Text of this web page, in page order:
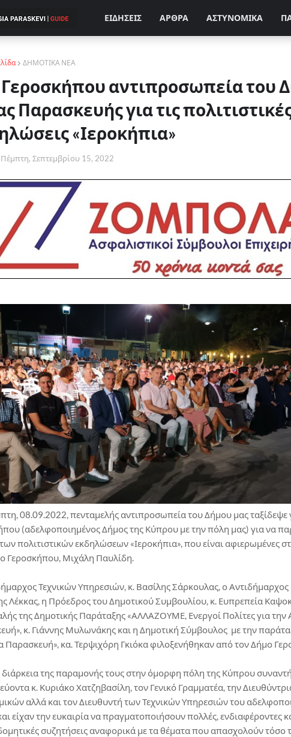
ΕΙΔΗΣΕΙΣ ΑΡΘΡΑ ΑΣΤΥΝΟΜΙΚΑ
ΔΗΜΟΤΙΚΑ ΝΕΑ
αντιπροσωπεία του
Παρασκευής για τις
«Ιεροκήπια»
Πέμπτη, Σεπτεμβρίου 15, 2022
08.09.2022, πενταμελής αντιπροσωπεία του Δήμου μας ταξίδεψε
(αδελφοποιημένος Δήμος της Κύπρου με την πόλη μας) για να
πολιτιστικών εκδηλώσεων «Ιεροκήπια», που είναι αφιερωμένες
Γεροσκήπου, Μιχάλη Παυλίδη.
Τεχνικών Υπηρεσιών, κ. Βασίλης Σάρκουλας, ο Αντιδήμαρχος
Λέκκας, η Πρόεδρος του Δημοτικού Συμβουλίου, κ. Ευπρεπεία
της Δημοτικής Παράταξης «ΑΛΛΑΖΟΥΜΕ, Ενεργοί Πολίτες για την
κ. Γιάννης Μυλωνάκης και η Δημοτική Σύμβουλος με την
Παρασκευή», κα. Τερψιχόρη Γκιόκα φιλοξενήθηκαν από τον Δήμο
διάρκεια της παραμονής τους στην όμορφη πόλη της Κύπρου
κ. Κυριάκο Χατζηβασίλη, τον Γενικό Γραμματέα, την
αλλά και τον Διευθυντή των Τεχνικών Υπηρεσιών του
είχαν την ευκαιρία να πραγματοποιήσουν πολλές, ενδιαφέροντες
συζητήσεις αναφορικά με τα θέματα που απασχολούν τόσο